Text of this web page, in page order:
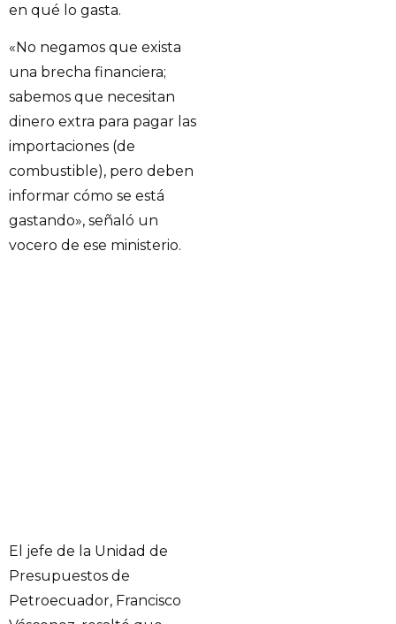
en qué lo gasta.
«No negamos que exista
una brecha financiera;
sabemos que necesitan
dinero extra para pagar las
importaciones (de
combustible), pero deben
informar cómo se está
gastando», señaló un
vocero de ese ministerio.
El jefe de la Unidad de
Presupuestos de
Petroecuador, Francisco